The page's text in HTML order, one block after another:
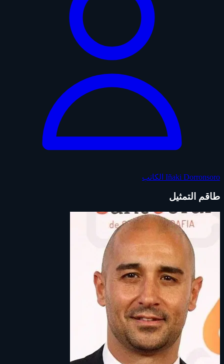
Iñaki Dorronsoro الكاتب
طاقم التمثيل